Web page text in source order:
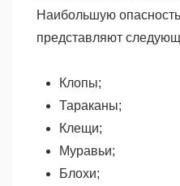
Наибольшую
представляют
Клопы;
Тараканы;
Клещи;
Муравьи;
Блохи;